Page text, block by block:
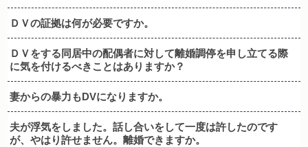
ＤＶの証拠は何が必要ですか。
ＤＶをする同居中の配偶者に対して離婚調停を申し立てる際
に気を付けるべきことはありますか？
妻からの暴力もDVになりますか。
夫が浮気をしました。話し合いをして一度は許したのです
が、やはり許せません。離婚できますか。